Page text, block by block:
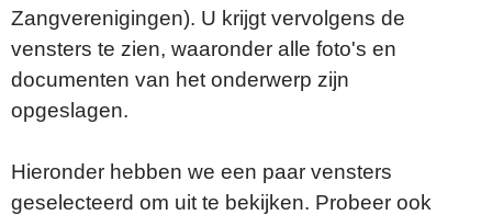
Zangverenigingen). U krijgt vervolgens de
vensters te zien, waaronder alle foto's en
documenten van het onderwerp zijn
opgeslagen.
Hieronder hebben we een paar vensters
geselecteerd om uit te bekijken. Probeer ook